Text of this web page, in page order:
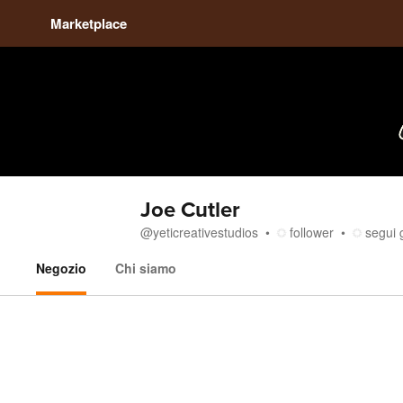
Marketplace
Joe Cutler
@yeticreativestudios follower
segui
Negozio
Chi siamo